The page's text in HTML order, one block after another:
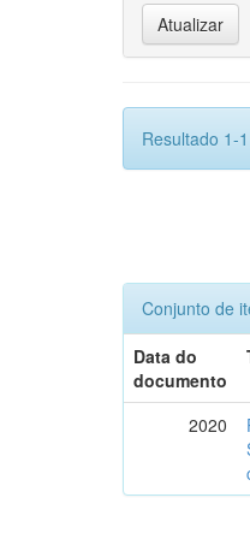
Resultado 1-
Conjunto de
Data do
documento
2020